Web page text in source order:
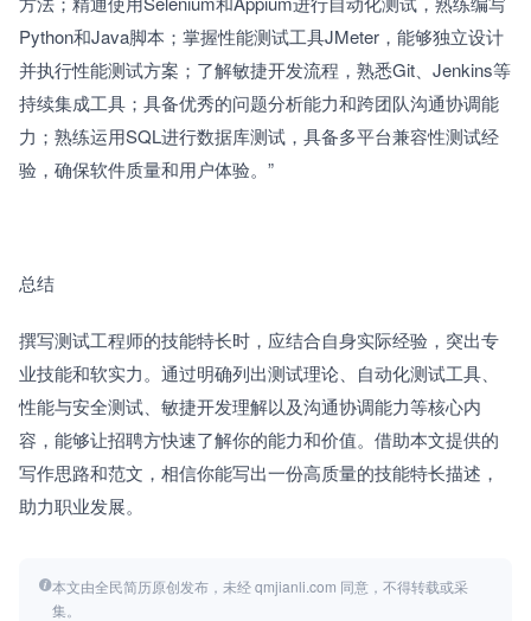
Python和Java脚本；掌握性能测试工具JMeter，能够独立设计
并执行性能测试方案；了解敏捷开发流程，熟悉Git、Jenkins等
持续集成工具；具备优秀的问题分析能力和跨团队沟通协调能
力；熟练运用SQL进行数据库测试，具备多平台兼容性测试经
验，确保软件质量和用户体验。”
总结
撰写测试工程师的技能特长时，应结合自身实际经验，突出专
业技能和软实力。通过明确列出测试理论、自动化测试工具、
性能与安全测试、敏捷开发理解以及沟通协调能力等核心内
容，能够让招聘方快速了解你的能力和价值。借助本文提供的
写作思路和范文，相信你能写出一份高质量的技能特长描述，
助力职业发展。
本文由全民简历原创发布，未经 qmjianli.com 同意，不得转载或采
集。